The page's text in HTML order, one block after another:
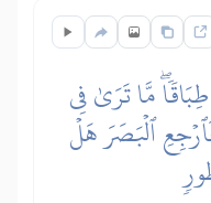
مَّا تَرَىٰ فِي
ٱلۡبَصَرَ هَلۡ